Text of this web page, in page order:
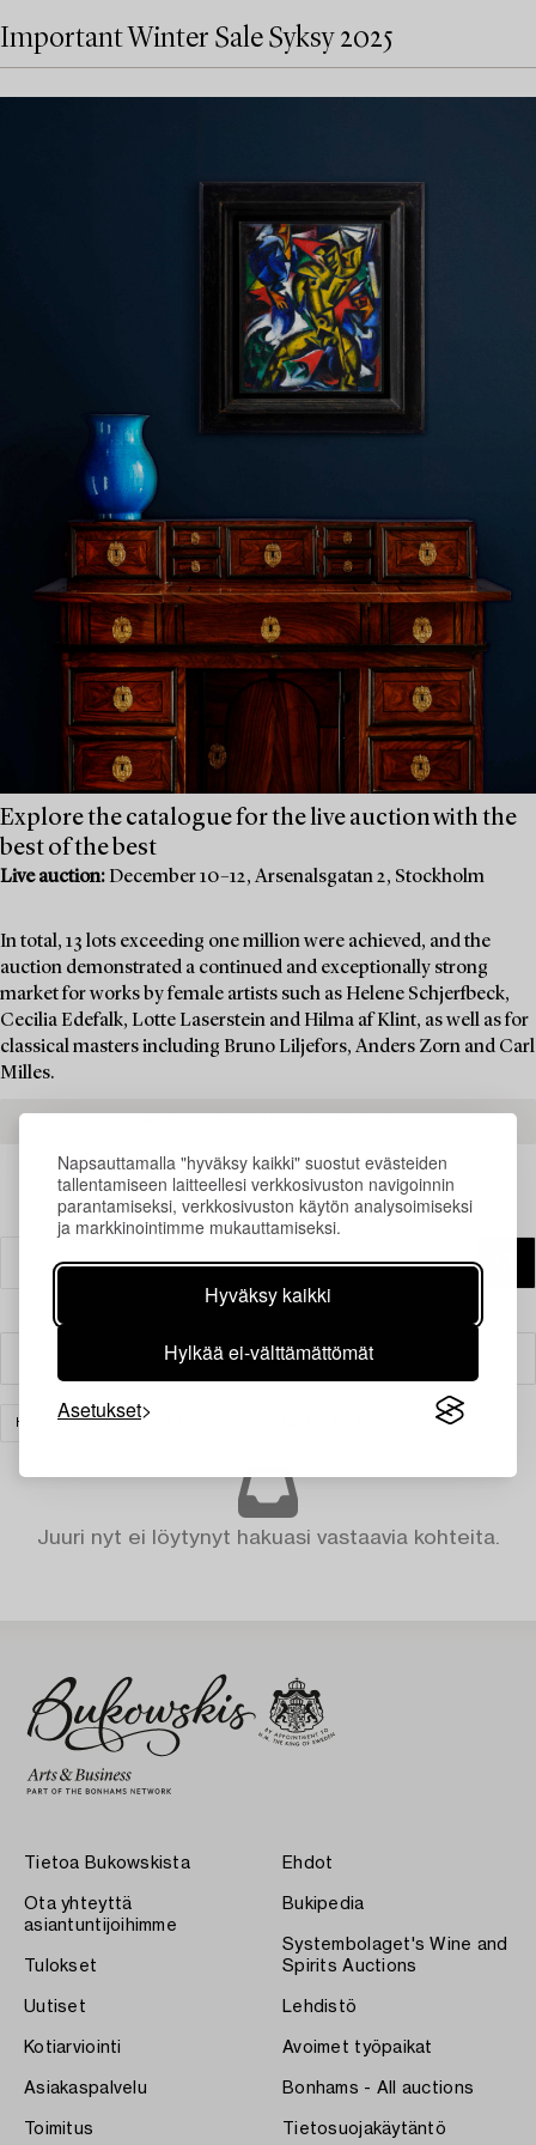
Napsauttamalla "hyväksy kaikki" suostut evästeiden
tallentamiseen laitteellesi verkkosivuston navigoinnin
parantamiseksi, verkkosivuston käytön analysoimiseksi
ja markkinointimme mukauttamiseksi.
Hyväksy kaikki
Hylkää ei-välttämättömät
Asetukset
Important Winter Sale Syksy 2025
Explore the catalogue for the live auction with the
best of the best
Live auction: December 10–12, Arsenalsgatan 2, Stockholm
In total, 13 lots exceeding one million were achieved, and the
auction demonstrated a continued and exceptionally strong
market for works by female artists such as Helene Schjerfbeck,
Cecilia Edefalk, Lotte Laserstein and Hilma af Klint, as well as for
classical masters including Bruno Liljefors, Anders Zorn and Carl
Milles.
Suodatin
HOPEA JA ARVOESINEET
Juuri nyt ei löytynyt hakuasi vastaavia kohteita.
Tietoa Bukowskista
Ota yhteyttä
asiantuntijoihimme
Tulokset
Uutiset
Kotiarviointi
Asiakaspalvelu
Toimitus
Ehdot
Bukipedia
Systembolaget's Wine and
Spirits Auctions
Lehdistö
Avoimet työpaikat
Bonhams - All auctions
Tietosuojakäytäntö